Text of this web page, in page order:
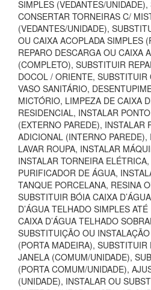
SIMPLES (VEDANTES/
CONSERTAR TORNEIRAS C/
(VEDANTES/UNIDADE),
OU CAIXA ACOPLADA SIMPLES
REPARO DESCARGA OU CAIXA
(COMPLETO), SUBSTITUIR
DOCOL / ORIENTE, SUBSTITUIR
VASO SANITÁRIO,
MICTÓRIO, LIMPEZA DE CAIXA
RESIDENCIAL, INSTALAR
(EXTERNO PAREDE), INSTALAR
ADICIONAL (INTERNO
LAVAR ROUPA, INSTALAR
INSTALAR TORNEIRA
PURIFICADOR DE ÁGUA,
TANQUE PORCELANA, RESINA
SUBSTITUIR BÓIA CAIXA
D’ÁGUA TELHADO SIMPLES
CAIXA D’ÁGUA TELHADO
SUBSTITUIÇÃO OU
(PORTA MADEIRA),
JANELA (COMUM/UNIDADE),
(PORTA COMUM/UNIDADE),
(UNIDADE), INSTALAR OU